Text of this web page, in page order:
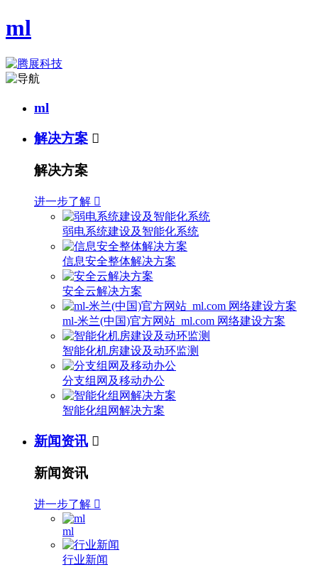
ml
ml
解决方案 
解决方案
进一步了解 
弱电系统建设及智能化系统
信息安全整体解决方案
安全云解决方案
ml-米兰(中国)官方网站_ml.com 网络建设方案
智能化机房建设及动环监测
分支组网及移动办公
智能化组网解决方案
新闻资讯 
新闻资讯
进一步了解 
ml
行业新闻